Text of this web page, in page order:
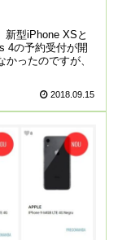
新型iPhone XSと
4の予約受付が開
ったのですが、
2018.09.15